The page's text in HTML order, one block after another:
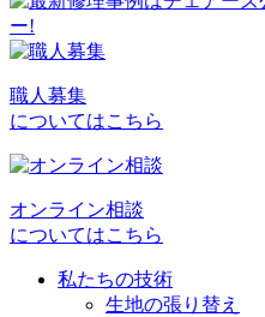
稿
ナ
ビ
ゲ
ー
シ
ョ
職人募集
についてはこちら
オンライン相談
についてはこちら
私たちの技術
生地の張り替え